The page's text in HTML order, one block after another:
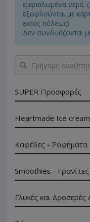
εμφιαλωμένα νερά.
εξοφλούνται με
εκτός πόλεως)
Δεν συνδυάζονται
Γρήγορη
αναζήτηση
προϊόντος...
SUPER Προσφορές
Heartmade Ice
Καφέδες - Ροφήματα
Smoothies - Γρανίτες
Γλυκές και Δροσερές